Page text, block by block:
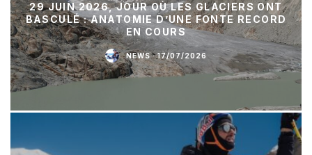
29 JUIN 2026, JOUR OÙ LES GLACIERS ONT
BASCULÉ : ANATOMIE D’UNE FONTE RECORD
EN COURS
NEWS · 17/07/2026